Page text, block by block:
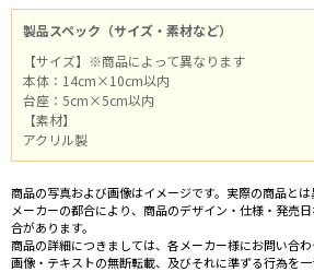
製品スペック（サイズ・素材など）
【サイズ】※商品によって異なります
本体：14cm×10cm以内
台座：5cm×5cm以内
【素材】
アクリル製
商品の写真および画像はイメージです。実際の商品とは
メーカーの都合により、商品のデザイン・仕様・発売
合があります。
商品の詳細につきましては、各メーカー様にお問い合わ
画像・テキストの無断転載、及びそれに準ずる行為を一